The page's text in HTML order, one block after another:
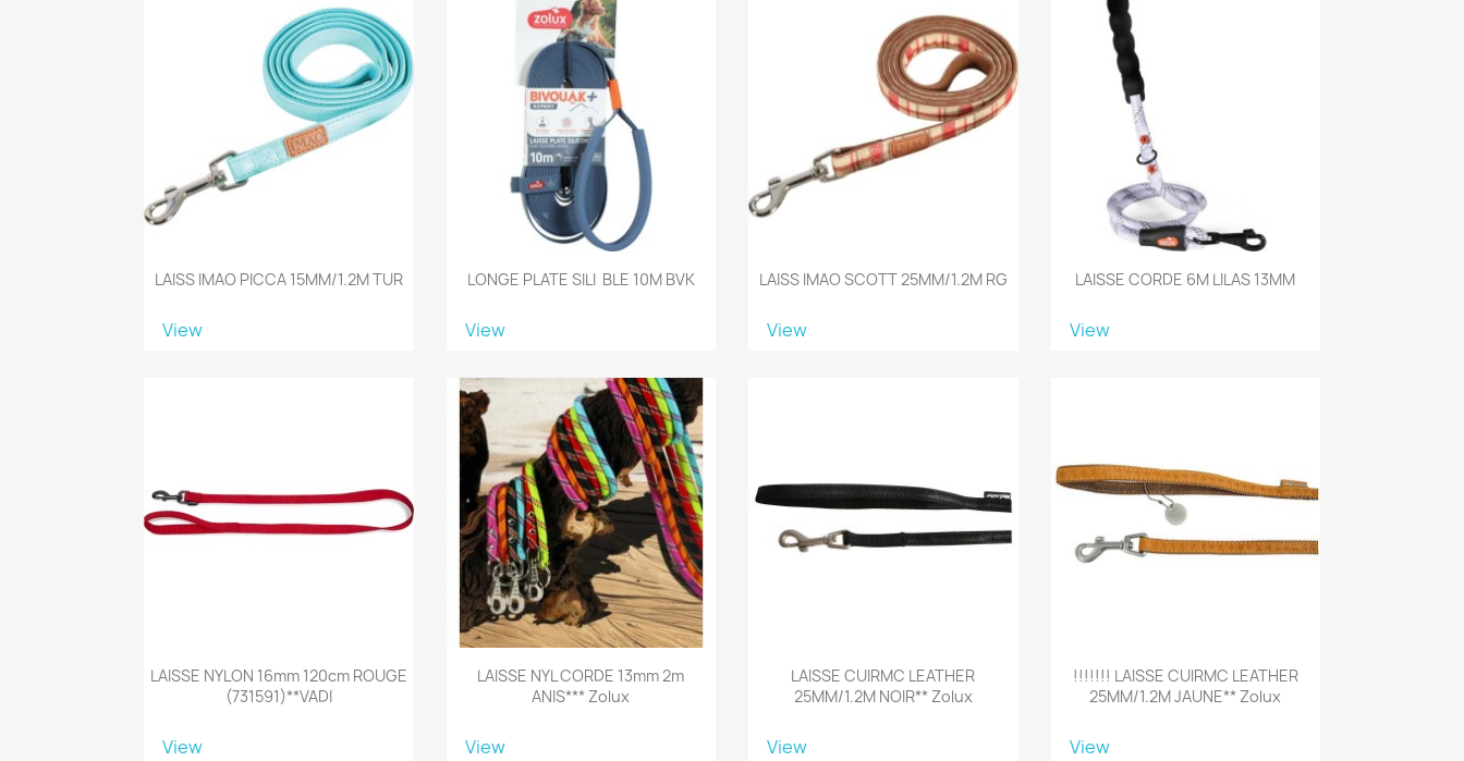
LAISS IMAO PICCA 15MM/1.2M TUR
View
LONGE PLATE SILI BLE 10M BVK
View
LAISS IMAO SCOTT 25MM/1.2M RG
View
LAISSE CORDE 6M LILAS 13MM
View
LAISSE NYLON 16mm 120cm ROUGE
(731591)**VADI
View
LAISSE NYL CORDE 13mm 2m
ANIS*** Zolux
View
LAISSE CUIRMC LEATHER
25MM/1.2M NOIR** Zolux
View
!!!!!!! LAISSE CUIRMC LEATHER
25MM/1.2M JAUNE** Zolux
View